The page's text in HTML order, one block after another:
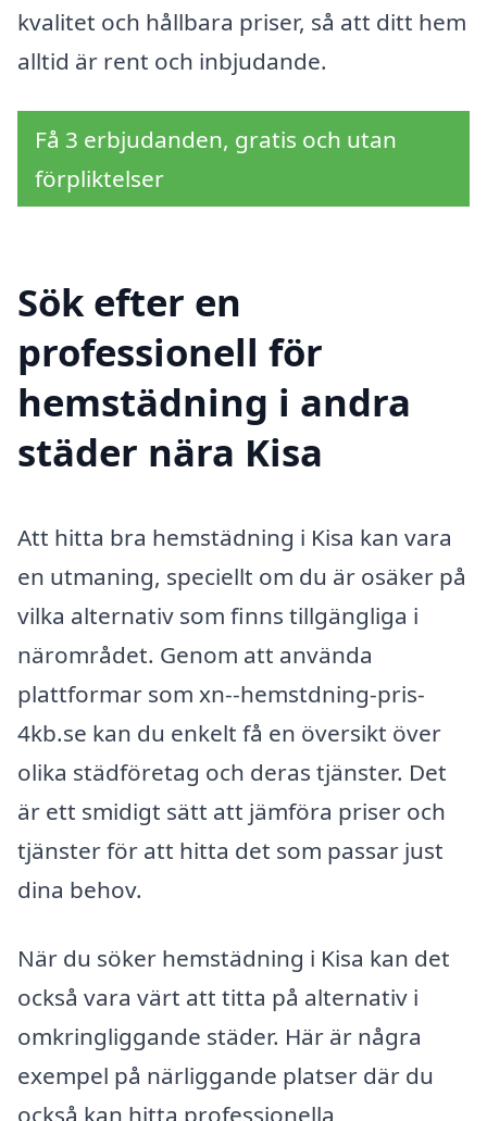
kvalitet och hållbara priser, så att ditt hem
alltid är rent och inbjudande.
Få 3 erbjudanden, gratis och utan
förpliktelser
Sök efter en
professionell för
hemstädning i andra
städer nära Kisa
Att hitta bra hemstädning i Kisa kan vara
en utmaning, speciellt om du är osäker på
vilka alternativ som finns tillgängliga i
närområdet. Genom att använda
plattformar som xn--hemstdning-pris-
4kb.se kan du enkelt få en översikt över
olika städföretag och deras tjänster. Det
är ett smidigt sätt att jämföra priser och
tjänster för att hitta det som passar just
dina behov.
När du söker hemstädning i Kisa kan det
också vara värt att titta på alternativ i
omkringliggande städer. Här är några
exempel på närliggande platser där du